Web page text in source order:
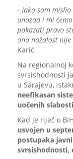
- Iako sam
unazad i mi
pokazati pravo
ono nažalost
Karić.
Na regionalnoj
svrsishodnosti
u Sarajevu,
neefikasan
uočenih
Kad je riječ o
usvojen u
postupaka
svrsishodnosti,